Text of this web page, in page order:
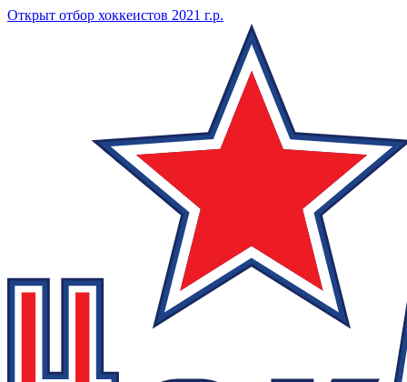
Открыт отбор хоккеистов 2021 г.р.